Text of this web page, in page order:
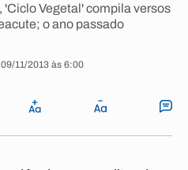
'Ciclo Vegetal' compila versos
o ano passado
11/2013 às 6:00